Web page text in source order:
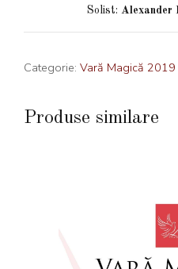
Solist: Alexander
Categorie: Vară Magică 2019
Produse similare